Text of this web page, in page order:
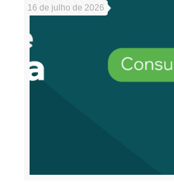
16 de julho de 2026